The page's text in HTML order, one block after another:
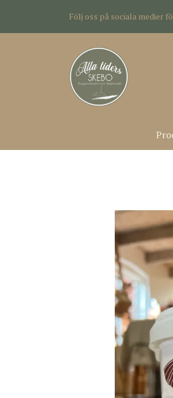
Följ oss på sociala medier